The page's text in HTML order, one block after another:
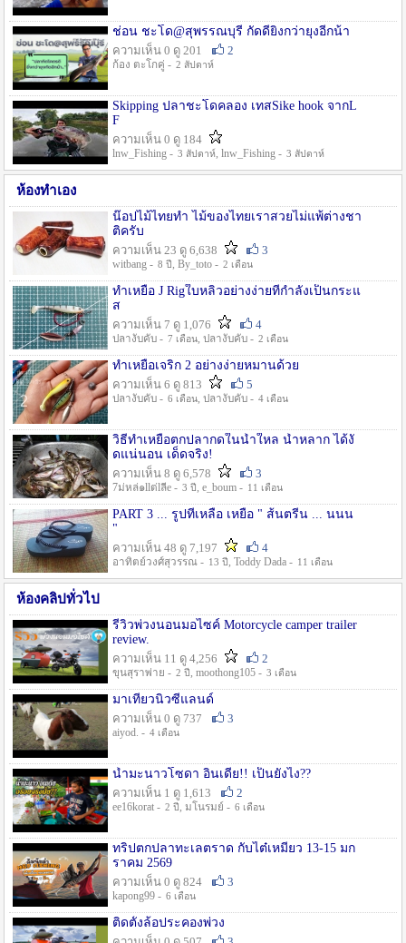
ช่อน ชะโด@สุพรรณบุรี กัดดียิ่งกว่ายุงอีกน้า
ความเห็น 0 ดู 201
2
ก้อง ตะโกคู่ - 2 สัปดาห์
Skipping ปลาชะโดคลอง เทสSike hook จากL
F
ความเห็น 0 ดู 184
lnw_Fishing - 3 สัปดาห์, lnw_Fishing - 3 สัปดาห์
ห้องทำเอง
น๊อปไม้ไทยทำ ไม้ของไทยเราสวยไม่แพ้ต่างชา
ติครับ
ความเห็น 23 ดู 6,638
3
witbang - 8 ปี , By_toto - 2 เดือน
ทำเหยื่อ J Rigใบหลิวอย่างง่ายที่กำลังเป็นกระแ
ส
ความเห็น 7 ดู 1,076
4
ปลางับคับ - 7 เดือน, ปลางับคับ - 2 เดือน
ทำเหยื่อเจริก 2 อย่างง่ายหมานด้วย
ความเห็น 6 ดู 813
5
ปลางับคับ - 6 เดือน, ปลางับคับ - 4 เดือน
วิธีทำเหยื่อตกปลากดในน้ำใหล น้ำหลาก ได้งั
ดแน่นอน เด็ดจริง!
ความเห็น 8 ดู 6,578
3
7ม่หล่๑llต่lลีe - 3 ปี , e_boum - 11 เดือน
PART 3 ... รูปที่เหลือ เหยื่อ " ส้นตรีน ... นนน
"
ความเห็น 48 ดู 7,197
4
อาทิตย์วงศ์สุวรรณ - 13 ปี , Toddy Dada - 11 เดือน
ห้องคลิปทั่วไป
รีวิวพ่วงนอนมอไซค์ Motorcycle camper trailer
review.
ความเห็น 11 ดู 4,256
2
ขุนสุราพ่าย - 2 ปี , moothong105 - 3 เดือน
มาเที่ยวนิวซีแลนด์
ความเห็น 0 ดู 737
3
aiyod. - 4 เดือน
น้ำมะนาวโซดา อินเดีย!! เป็นยังไง??
ความเห็น 1 ดู 1,613
2
ee16korat - 2 ปี , มโนรมย์ - 6 เดือน
ทริปตกปลาทะเลตราด กับไต๋เหมี่ยว 13-15 มก
ราคม 2569
ความเห็น 0 ดู 824
3
kapong99 - 6 เดือน
ติดตั้งล้อประคองพ่วง